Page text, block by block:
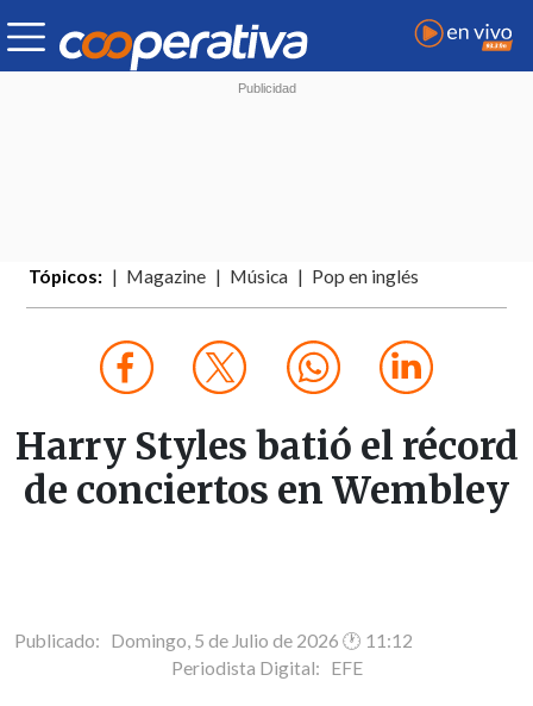
Tópicos: Magazine Música Pop en inglés
Harry Styles batió el récord
de conciertos en Wembley
Publicado: Domingo, 5 de Julio de 2026 🕐 11:12
Periodista Digital: EFE